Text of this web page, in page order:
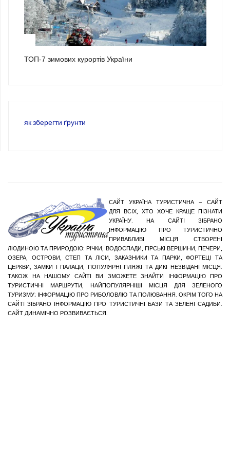
ТОП-7 зимових курортів України
як зберегти ґрунти
САЙТ УКРАЇНА ТУРИСТИЧНА – САЙТ
ДЛЯ ВСІХ, ХТО ХОЧЕ КРАЩЕ ПІЗНАТИ
УКРАЇНУ. НА САЙТІ ЗІБРАНО
ІНФОРМАЦІЮ ПРО ТУРИСТИЧНО
ПРИВАБЛИВІ МІСЦЯ СТВОРЕНІ
ЛЮДИНОЮ ТА ПРИРОДОЮ: РІЧКИ, ВОДОСПАДИ, ГІРСЬКІ ВЕРШИНИ, ПЕЧЕРИ,
ОЗЕРА, ОСТРОВИ, СТЕП ТА ЛІСИ, ЗАКАЗНИКИ ТА ПАРКИ, ФОРТЕЦІ ТА
ЦЕРКВИ, ЗАМКИ І ПАЛАЦИ, ПОПУЛЯРНІ ПЛЯЖІ ТА ДИКІ НЕЗВІДАНІ МІСЦЯ.
ТАКОЖ НА НАШОМУ САЙТІ ВИ ЗМОЖЕТЕ ЗНАЙТИ ІНФОРМАЦІЮ ПРО
ТУРИСТИЧНІ МАРШРУТИ, НАЙПОПУЛЯРНІШІ МІСЦЯ ДЛЯ ЗЕЛЕНОГО
ТУРИЗМУ; ІНФОРМАЦІЮ ПРО РИБОЛОВЛЮ ТА ПОЛЮВАННЯ. ОКРІМ ТОГО НА
САЙТІ ЗІБРАНО ІНФОРМАЦІЮ ПРО ТУРИСТИЧНІ БАЗИ ТА ЗЕЛЕНІ САДИБИ.
САЙТ ДИНАМІЧНО РОЗВИВАЄТЬСЯ.